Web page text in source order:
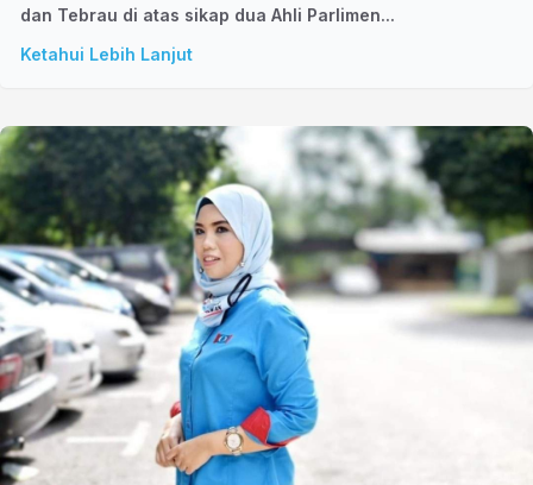
dan Tebrau di atas sikap dua Ahli Parlimen...
Ketahui Lebih Lanjut